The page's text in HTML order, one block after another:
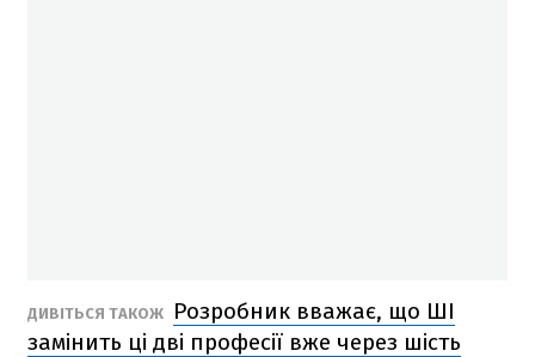
ДИВІТЬСЯ ТАКОЖ
Розробник вважає, що ШІ
замінить ці дві професії вже через шість